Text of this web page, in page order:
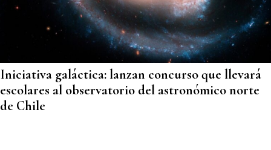
Iniciativa galáctica: lanzan concurso que llevará
escolares al observatorio del astronómico norte
de Chile